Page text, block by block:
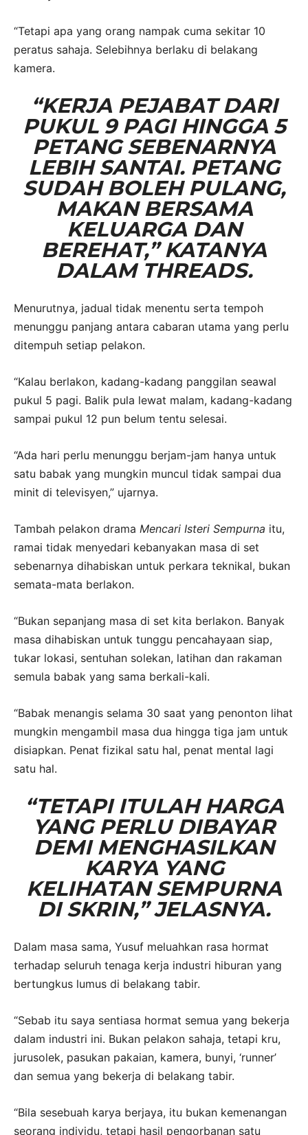
“Tetapi apa yang orang nampak cuma sekitar 10
peratus sahaja. Selebihnya berlaku di belakang
kamera.
“KERJA PEJABAT DARI
PUKUL 9 PAGI HINGGA 5
PETANG SEBENARNYA
LEBIH SANTAI. PETANG
SUDAH BOLEH PULANG,
MAKAN BERSAMA
KELUARGA DAN
BEREHAT,” KATANYA
DALAM THREADS.
Menurutnya, jadual tidak menentu serta tempoh
menunggu panjang antara cabaran utama yang perlu
ditempuh setiap pelakon.
“Kalau berlakon, kadang-kadang panggilan seawal
pukul 5 pagi. Balik pula lewat malam, kadang-kadang
sampai pukul 12 pun belum tentu selesai.
“Ada hari perlu menunggu berjam-jam hanya untuk
satu babak yang mungkin muncul tidak sampai dua
minit di televisyen,” ujarnya.
Tambah pelakon drama Mencari Isteri Sempurna itu,
ramai tidak menyedari kebanyakan masa di set
sebenarnya dihabiskan untuk perkara teknikal, bukan
semata-mata berlakon.
“Bukan sepanjang masa di set kita berlakon. Banyak
masa dihabiskan untuk tunggu pencahayaan siap,
tukar lokasi, sentuhan solekan, latihan dan rakaman
semula babak yang sama berkali-kali.
“Babak menangis selama 30 saat yang penonton lihat
mungkin mengambil masa dua hingga tiga jam untuk
disiapkan. Penat fizikal satu hal, penat mental lagi
satu hal.
“TETAPI ITULAH HARGA
YANG PERLU DIBAYAR
DEMI MENGHASILKAN
KARYA YANG
KELIHATAN SEMPURNA
DI SKRIN,” JELASNYA.
Dalam masa sama, Yusuf meluahkan rasa hormat
terhadap seluruh tenaga kerja industri hiburan yang
bertungkus lumus di belakang tabir.
“Sebab itu saya sentiasa hormat semua yang bekerja
dalam industri ini. Bukan pelakon sahaja, tetapi kru,
jurusolek, pasukan pakaian, kamera, bunyi, ‘runner’
dan semua yang bekerja di belakang tabir.
“Bila sesebuah karya berjaya, itu bukan kemenangan
seorang individu, tetapi hasil pengorbanan satu